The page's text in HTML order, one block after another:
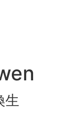
生